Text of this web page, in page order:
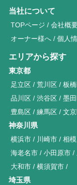
当社について
TOPページ 会社概
オーナー様へ
個人
エリアから探す
東京都
足立区 荒川区 板
品川区
渋谷区 墨
豊島区
練馬区 文
神奈川県
横浜市 川崎市 相
海老名市
小田原市
大和市
横須賀市
埼玉県